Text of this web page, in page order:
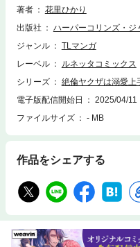
る人を失いたくないと葵を突き
過去、そして葵と真輝の未来……
著者
花里ひかり
出版社
ハーパーコリンズ・ジ
ジャンル
TLマンガ
レーベル
ルネッタコミックス
シリーズ
絶倫ヤクザは溺愛上
電子版配信開始日
2025/04/11
ファイルサイズ
- MB
作品をシェアする